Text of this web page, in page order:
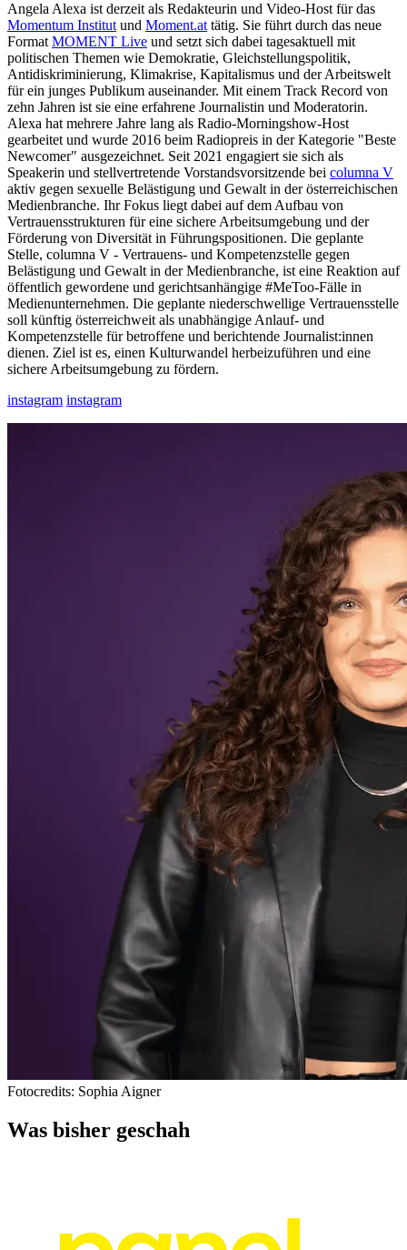
Angela Alexa ist derzeit als Redakteurin und Video-Host für das
Momentum Institutund Moment.attätig. Sie führt durch das neue
FormatMOMENT Live und setzt sich dabei tagesaktuell mit
politischen Themen wie Demokratie, Gleichstellungspolitik,
Antidiskriminierung, Klimakrise, Kapitalismus und der Arbeitswelt
für ein junges Publikum auseinander. Mit einem Track Record von
zehn Jahren ist sie eine erfahrene Journalistin und Moderatorin.
Alexa hat mehrere Jahre lang als Radio-Morningshow-Host
gearbeitet und wurde 2016 beim Radiopreis in der Kategorie "Beste
Newcomer" ausgezeichnet. Seit 2021 engagiert sie sich als
Speakerin und stellvertretende Vorstandsvorsitzende bei columna V
aktiv gegen sexuelle Belästigung und Gewalt in der österreichischen
Medienbranche. Ihr Fokus liegt dabei auf dem Aufbau von
Vertrauensstrukturen für eine sichere Arbeitsumgebung und der
Förderung von Diversität in Führungspositionen. Die geplante
Stelle, columna V - Vertrauens- und Kompetenzstelle gegen
Belästigung und Gewalt in der Medienbranche, ist eine Reaktion auf
öffentlich gewordene und gerichtsanhängige #MeToo-Fälle in
Medienunternehmen. Die geplante niederschwellige Vertrauensstelle
soll künftig österreichweit als unabhängige Anlauf- und
Kompetenzstelle für betroffene und berichtende Journalist:innen
dienen. Ziel ist es, einen Kulturwandel herbeizuführen und eine
sichere Arbeitsumgebung zu fördern.
instagram instagram
Fotocredits: Sophia Aigner
Was bisher geschah